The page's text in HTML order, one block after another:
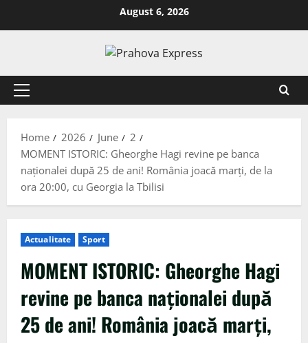
August 6, 2026
Home 2026 June
2
MOMENT ISTORIC: Gheorghe Hagi revine pe banca
naționalei după 25 de ani! România joacă marți, de la
ora 20:00, cu Georgia la Tbilisi
Actualitate Sport
MOMENT ISTORIC: Gheorghe Hagi
revine pe banca naționalei după
25 de ani! România joacă marți,